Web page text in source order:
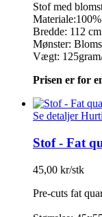
Stof med
Bredde: 112 cm
Mønster:
Vægt:
Prisen er for
Se detaljer
Stof - Fat
45,00 kr/stk
Pre-cuts fat